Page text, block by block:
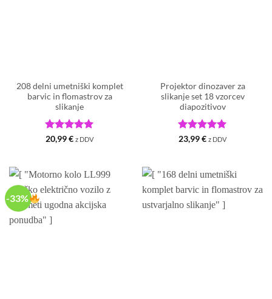
208 delni umetniški komplet
barvic in flomastrov za
slikanje
Ocenjeno5
20,99€ z DDV
Projektor dinozaver za
slikanje set 18 vzorcev
diapozitivov
Ocenjeno5
23,99€ z DDV
-33%